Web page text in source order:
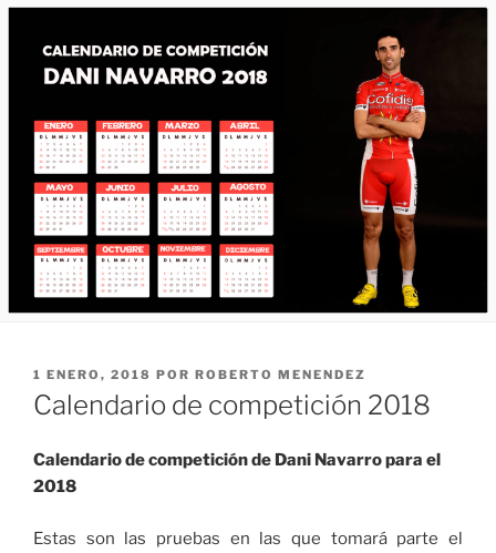
PUBLICADO
EL
1 ENERO, 2018 POR ROBERTO MENENDEZ
Calendario de competición 2018
Calendario de competición de Dani Navarro para el
2018
Estas son las pruebas en las que tomará parte el